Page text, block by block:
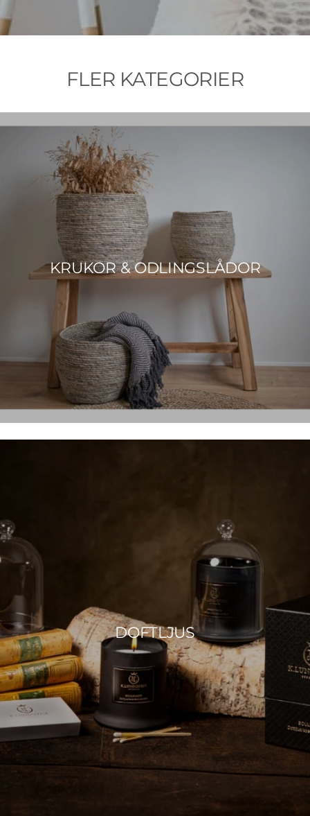
FLER KATEGORIER
KRUKOR & ODLINGSLÅDOR
DOFTLJUS